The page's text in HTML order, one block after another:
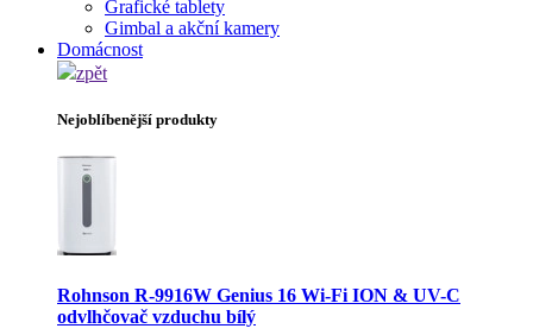
Grafické tablety
Gimbal a akční kamery
Domácnost
zpět
Nejoblíbenější produkty
Rohnson R-9916W Genius 16 Wi-Fi ION & UV-C
odvlhčovač vzduchu bílý